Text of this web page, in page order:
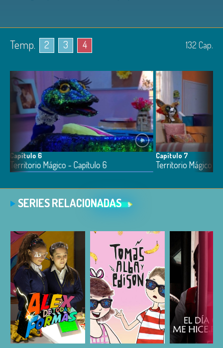
Temp. 2 3 4 132 Cap.
Capítulo 6
Territorio Mágico - Capítulo 6
Capítulo 7
Territorio Mágico -
SERIES RELACIONADAS
ESCUCHAR ESCUCHAR